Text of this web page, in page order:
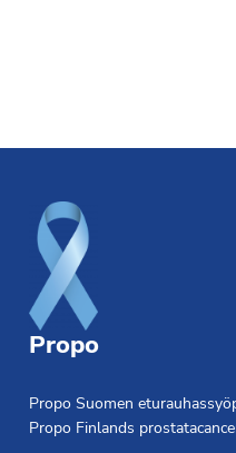
Propo
Propo Suomen
Propo Finlands